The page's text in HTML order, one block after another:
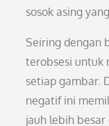
sosok asing
Seiring dengan
terobsesi untuk
setiap gambar.
negatif ini
jauh lebih